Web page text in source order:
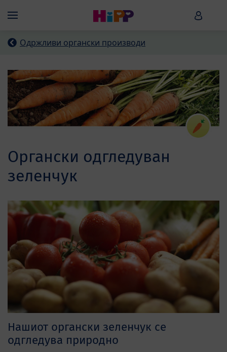
Menü HiPP
Одржливи органски производи
Органски одгледуван
зеленчук
Нашиот органски зеленчук се
одгледува природно